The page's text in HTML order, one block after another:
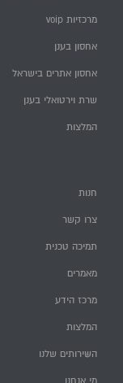
מרכזיות voip
אחסון בענן
אחסון אתרים בישראל
שרת וירטואלי בענן
המלצות
חנות
צרו קשר
תמיכה טכנית
מאמרים
מרכז הידע
המלצות
השירותים שלנו